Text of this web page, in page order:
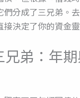
們分成了三兄弟。
決定了你的資金靈
兄弟：年